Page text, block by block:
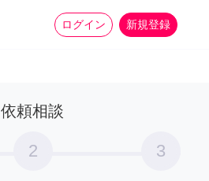
ログイン 新規登録
家事 more_horiz
依頼相談
2 3